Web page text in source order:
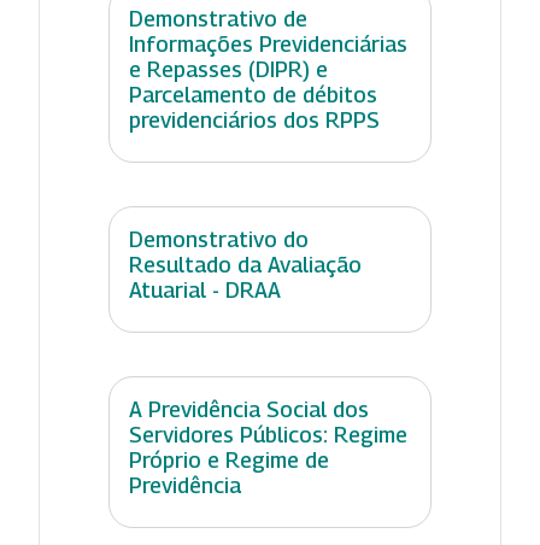
Demonstrativo de
Informações Previdenciárias
e Repasses (DIPR) e
Parcelamento de débitos
previdenciários dos RPPS
Demonstrativo do
Resultado da Avaliação
Atuarial - DRAA
A Previdência Social dos
Servidores Públicos: Regime
Próprio e Regime de
Previdência